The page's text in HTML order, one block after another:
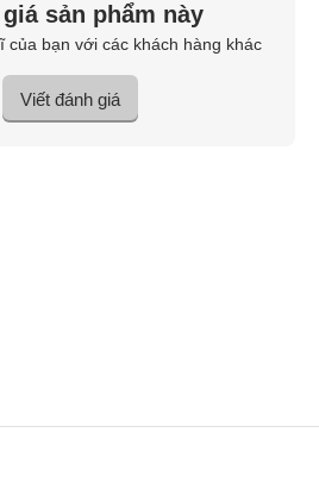
sản phẩm này
của bạn với các khách hàng khác
Viết đánh giá